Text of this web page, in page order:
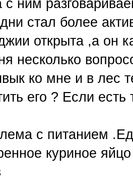
с ним
стал более
открыта ,а он
несколько
ко мне и в лес
его ? Если
с питанием
куриное